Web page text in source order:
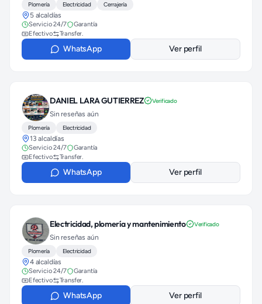
Plomería Electricidad Cerrajería
5 alcaldías
Servicio 24/7
Garantía
Efectivo
Transfer.
WhatsApp Ver perfil
DANIEL LARA GUTIERREZ Verificado
Sin reseñas aún
Plomería Electricidad
13 alcaldías
Servicio 24/7
Garantía
Efectivo
Transfer.
WhatsApp Ver perfil
Electricidad, plomería y mantenimiento Verificado
Sin reseñas aún
Plomería Electricidad
4 alcaldías
Servicio 24/7
Garantía
Efectivo
Transfer.
WhatsApp Ver perfil